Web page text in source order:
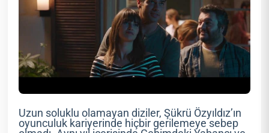
Uzun soluklu olamayan diziler, Şükrü Özyıldız’ın
oyunculuk kariyerinde hiçbir gerilemeye sebep